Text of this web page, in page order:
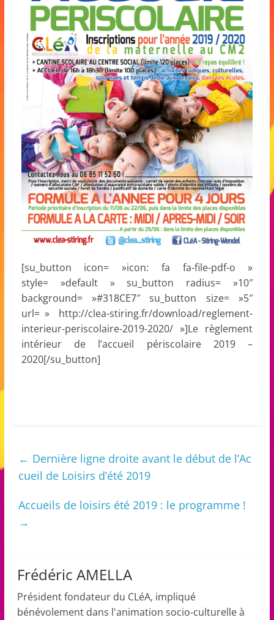
[su_button icon= »icon: fa fa-file-pdf-o »
style= »default » su_button radius= »10″
background= »#318CE7″ su_button size= »5″
url= » http://clea-stiring.fr/download/reglement-
interieur-periscolaire-2019-2020/ »]Le règlement
intérieur de l’accueil périscolaire 2019 –
2020[/su_button]
← Dernière ligne droite avant le début de l’Ac
cueil de Loisirs d’été 2019
Accueils de loisirs été 2019 : le programme !
→
Frédéric AMELLA
Président fondateur du CLéA, impliqué
bénévolement dans l'animation socio-culturelle à